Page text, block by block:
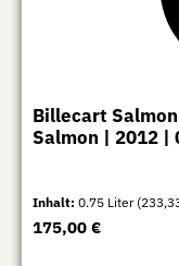
Billecart
Salmon | 2012 |
Inhalt:0.75 Liter
Regulärer Preis:
175,00 €